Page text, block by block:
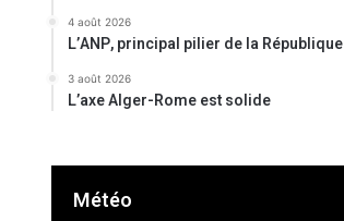
4 août 2026
L’ANP, principal pilier de la République
3 août 2026
L’axe Alger-Rome est solide
Météo